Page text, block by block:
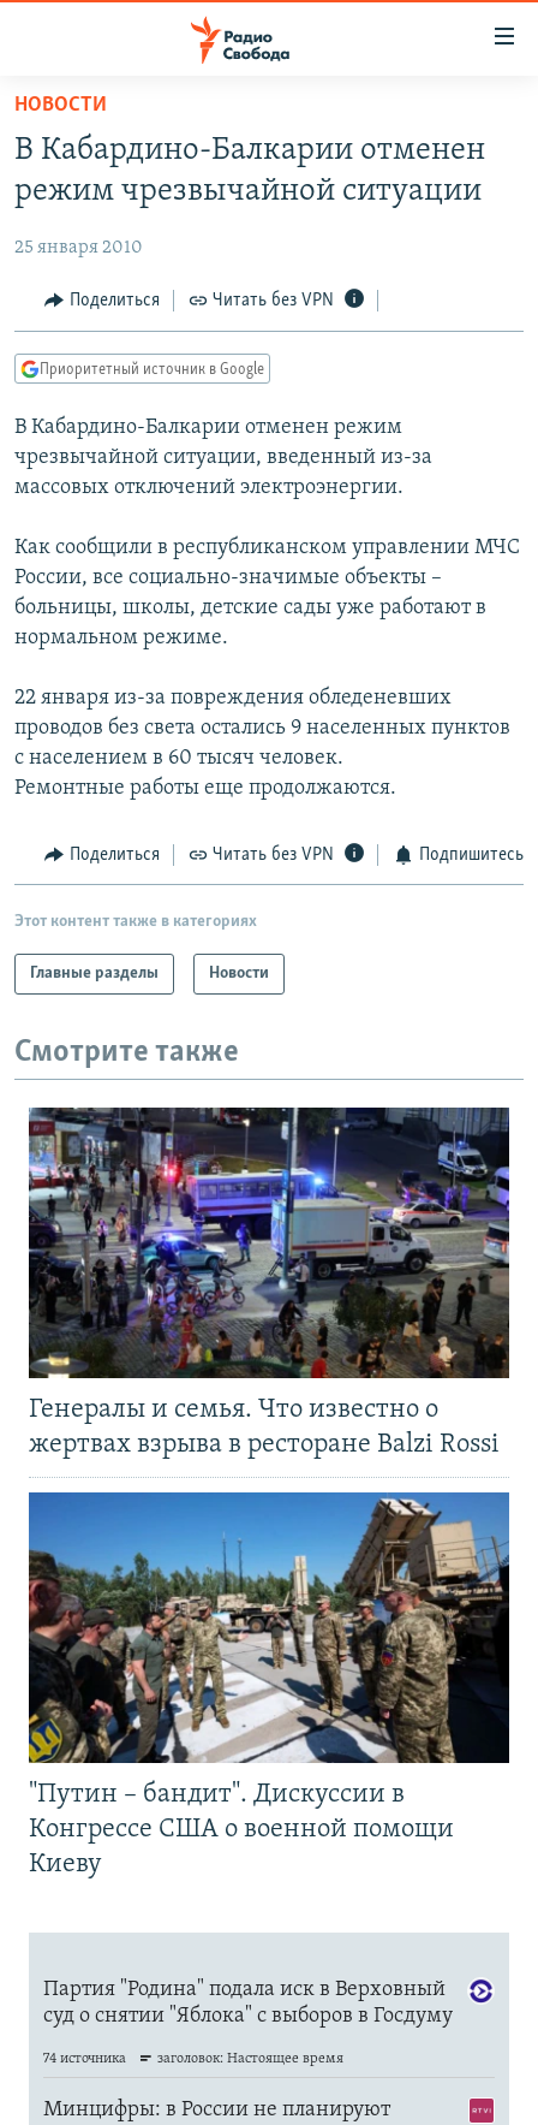
упрощенного
доступа
основному
Вернутся
главной
навигации
Вернутся
поиску
ПРОГРАММЫ
ПОДКАСТЫ
АВТОРСКИЕ ПРОЕКТЫ
ЦИТАТЫ СВОБОДЫ
МНЕНИЯ
IDEL.РЕАЛИИ
КАВКАЗ.РЕАЛИИ
СЕВЕР.РЕАЛИИ
РАСПИСАНИЕ ВЕЩАНИЯ
ПОДПИШИТЕСЬ НА РАССЫЛКУ
НОВОСТИ
В Кабардино-Балкарии отменен
режим чрезвычайной ситуации
25 января 2010
Поделиться Читать без VPN
Приоритетный источник в Google
В Кабардино-Балкарии отменен режим
чрезвычайной ситуации, введенный из-за
массовых отключений электроэнергии.
Как сообщили в республиканском управлении МЧС
России, все социально-значимые объекты –
больницы, школы, детские сады уже работают в
нормальном режиме.
22 января из-за повреждения обледеневших
проводов без света остались 9 населенных пунктов
с населением в 60 тысяч человек.
Ремонтные работы еще продолжаются.
Поделиться Читать без VPN Подпишитесь
Этот контент также в категориях
Главные разделы Новости
Смотрите также
Генералы и семья. Что известно о
жертвах взрыва в ресторане Balzi Rossi
"Путин – бандит". Дискуссии в
Конгрессе США о военной помощи
Киеву